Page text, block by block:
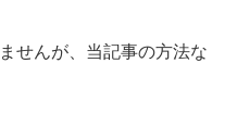
せんが、当記事の方法な